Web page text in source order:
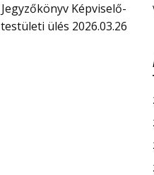
Jegyzőkönyv Képviselő-
testületi ülés 2026.03.26